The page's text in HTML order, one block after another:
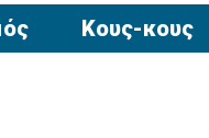
Κους-κους